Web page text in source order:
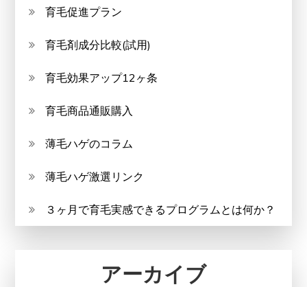
育毛促進プラン
育毛剤成分比較(試用)
育毛効果アップ12ヶ条
育毛商品通販購入
薄毛ハゲのコラム
薄毛ハゲ激選リンク
３ヶ月で育毛実感できるプログラムとは何か？
アーカイブ